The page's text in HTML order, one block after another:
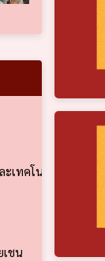
เทคโนโลยีสารสนเทศ
ชน